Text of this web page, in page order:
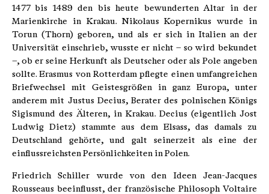
1477 bis 1489 den bis heute bewunderten Altar in der
Marienkirche in Krakau. Nikolaus Kopernikus wurde in
Torun (Thorn) geboren, und als er sich in Italien an der
Universität einschrieb, wusste er nicht – so wird bekundet
–, ob er seine Herkunft als Deutscher oder als Pole angeben
sollte. Erasmus von Rotterdam pflegte einen umfangreichen
Briefwechsel mit Geistesgrößen in ganz Europa, unter
anderem mit Justus Decius, Berater des polnischen Königs
Sigismund des Älteren, in Krakau. Decius (eigentlich Jost
Ludwig Dietz) stammte aus dem Elsass, das damals zu
Deutschland gehörte, und galt seinerzeit als eine der
einflussreichsten Persönlichkeiten in Polen.
Friedrich Schiller wurde von den Ideen Jean-Jacques
Rousseaus beeinflusst, der französische Philosoph Voltaire